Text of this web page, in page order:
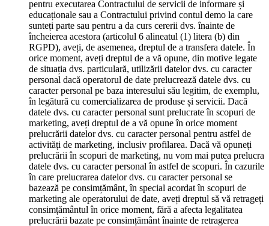
pentru executarea Contractului de servicii de informare și
educaționale sau a Contractului privind contul demo la care
sunteți parte sau pentru a da curs cererii dvs. înainte de
încheierea acestora (articolul 6 alineatul (1) litera (b) din
RGPD), aveți, de asemenea, dreptul de a transfera datele. În
orice moment, aveți dreptul de a vă opune, din motive legate
de situația dvs. particulară, utilizării datelor dvs. cu caracter
personal dacă operatorul de date prelucrează datele dvs. cu
caracter personal pe baza interesului său legitim, de exemplu,
în legătură cu comercializarea de produse și servicii. Dacă
datele dvs. cu caracter personal sunt prelucrate în scopuri de
marketing, aveți dreptul de a vă opune în orice moment
prelucrării datelor dvs. cu caracter personal pentru astfel de
activități de marketing, inclusiv profilarea. Dacă vă opuneți
prelucrării în scopuri de marketing, nu vom mai putea prelucra
datele dvs. cu caracter personal în astfel de scopuri. În cazurile
în care prelucrarea datelor dvs. cu caracter personal se
bazează pe consimțământ, în special acordat în scopuri de
marketing ale operatorului de date, aveți dreptul să vă retrageți
consimțământul în orice moment, fără a afecta legalitatea
prelucrării bazate pe consimțământ înainte de retragerea